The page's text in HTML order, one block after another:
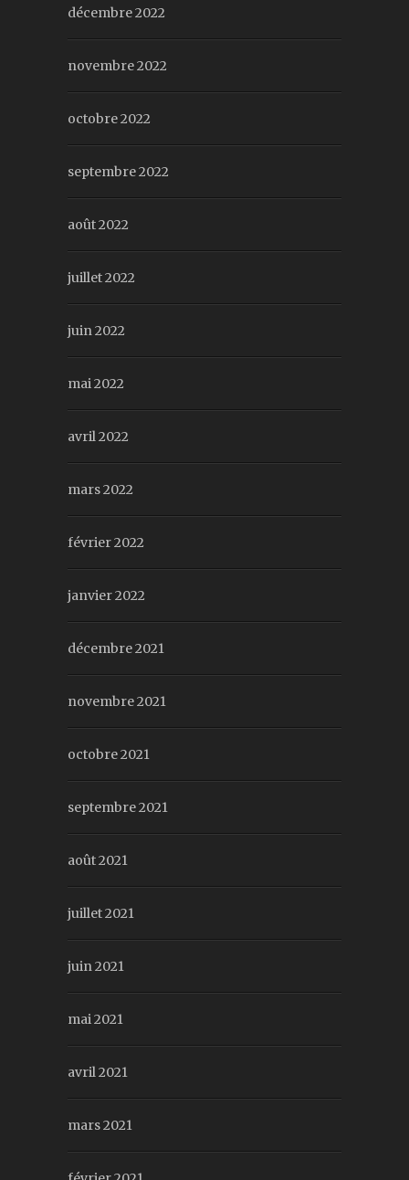
décembre 2022
novembre 2022
octobre 2022
septembre 2022
août 2022
juillet 2022
juin 2022
mai 2022
avril 2022
mars 2022
février 2022
janvier 2022
décembre 2021
novembre 2021
octobre 2021
septembre 2021
août 2021
juillet 2021
juin 2021
mai 2021
avril 2021
mars 2021